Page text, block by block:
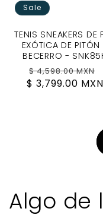
Sale
TENIS SNEAKERS DE
EXÓTICA DE PITÓN
BECERRO -
Regular
price
$ 4,598.00 MXN
$ 3,799.00 MXN
Algo de